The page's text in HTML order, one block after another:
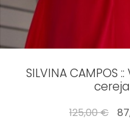
SILVINA CAMPOS
cereja
125,00 €